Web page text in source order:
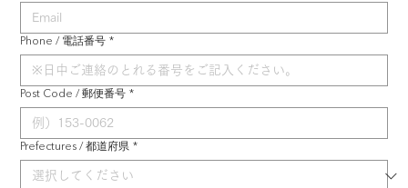
Phone / 電話番号 *
Post Code / 郵便番号 *
Prefectures / 都道府県 *